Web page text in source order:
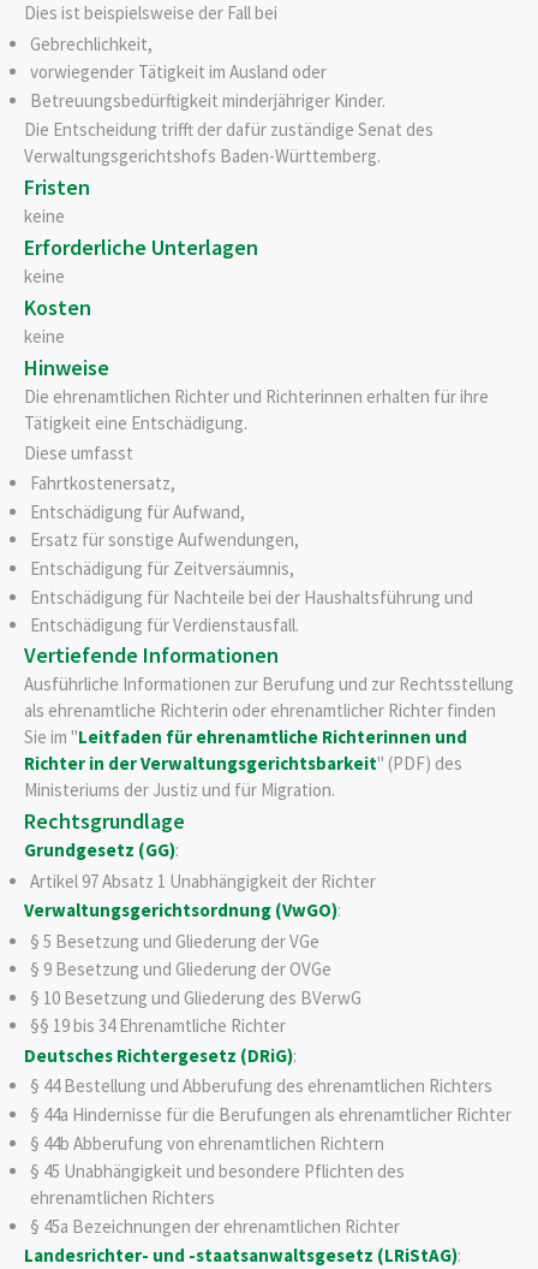
Dies ist beispielsweise der Fall bei
Gebrechlichkeit,
vorwiegenderTätigkeit im Ausland oder
Betreuungsbedürftigkeit minderjähriger Kinder.
Die Entscheidung trifft der dafür zuständige Senat des
Verwaltungsgerichtshofs Baden-Württemberg.
Fristen
keine
Erforderliche Unterlagen
keine
Kosten
keine
Hinweise
Die ehrenamtlichen Richter und Richterinnen erhalten für ihre
Tätigkeit eine Entschädigung.
Diese umfasst
Fahrtkostenersatz,
Entschädigung für Aufwand,
Ersatz für sonstige Aufwendungen,
Entschädigung für Zeitversäumnis,
Entschädigung für Nachteile bei der Haushaltsführung und
Entschädigung für Verdienstausfall.
Vertiefende Informationen
Ausführliche Informationen zur Berufung und zur Rechtsstellung
als ehrenamtliche Richterin oder ehrenamtlicher Richter finden
Sie im "Leitfaden für ehrenamtliche Richterinnen und
Richter in der Verwaltungsgerichtsbarkeit" (PDF) des
Ministeriums der Justiz und für Migration.
Rechtsgrundlage
Grundgesetz (GG):
Artikel 97 Absatz 1 Unabhängigkeit der Richter
Verwaltungsgerichtsordnung (VwGO):
§ 5 Besetzung und Gliederung der VGe
§ 9 Besetzung und Gliederung der OVGe
§ 10 Besetzung und Gliederung des BVerwG
§§ 19 bis 34 Ehrenamtliche Richter
Deutsches Richtergesetz (DRiG):
§ 44 Bestellung und Abberufung des ehrenamtlichen Richters
§ 44a Hindernisse für die Berufungen als ehrenamtlicher Richter
§ 44b Abberufung von ehrenamtlichen Richtern
§ 45 Unabhängigkeit und besondere Pflichten des
ehrenamtlichen Richters
§ 45a Bezeichnungen der ehrenamtlichen Richter
Landesrichter- und -staatsanwaltsgesetz (LRiStAG):